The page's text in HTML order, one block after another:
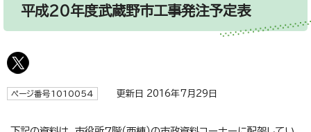
平成20年度武蔵野市工事発注予定表
ページ番号1010054 更新日 2016年7月29日